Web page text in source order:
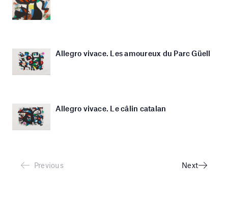
Allegro vivace. Les amoureux du Parc Güell
Allegro vivace. Le câlin catalan
Previous Next